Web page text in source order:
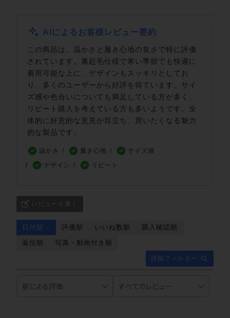
AIによるお客様レビュー要約
この商品は、温かさと履き心地の良さで特に評価
されています。裏起毛仕様で寒い季節でも快適に
着用可能な上に、デザインもスッキリとしてお
り、多くのユーザーから好評を得ています。サイ
ズ感や色合いについても満足している方が多く、
リピート購入を考えている方も多いようです。全
体的に好意的な意見が目立ち、買いたくなる魅力
的な製品です。
温かさ 履き心地
サイズ感
デザイン
リピート
レビューを書く
詳細フィルター
日付順 ↓ 評価順 いいね数順
購入確認順
返信順
写真・動画付き順